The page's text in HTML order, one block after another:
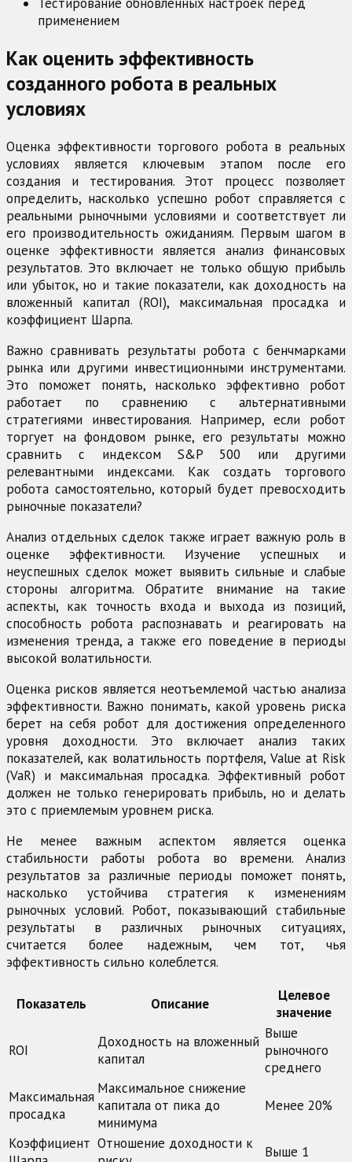
применением
Как оценить эффективность
созданного робота в реальных
условиях
Оценка эффективности торгового робота в реальных
условиях является ключевым этапом после его
создания и тестирования. Этот процесс позволяет
определить, насколько успешно робот справляется с
реальными рыночными условиями и соответствует ли
его производительность ожиданиям. Первым шагом в
оценке эффективности является анализ финансовых
результатов. Это включает не только общую прибыль
или убыток, но и такие показатели, как доходность на
вложенный капитал (ROI), максимальная просадка и
коэффициент Шарпа.
Важно сравнивать результаты робота с бенчмарками
рынка или другими инвестиционными инструментами.
Это поможет понять, насколько эффективно робот
работает по сравнению с альтернативными
стратегиями инвестирования. Например, если робот
торгует на фондовом рынке, его результаты можно
сравнить с индексом S&P 500 или другими
релевантными индексами. Как создать торгового
робота самостоятельно, который будет превосходить
рыночные показатели?
Анализ отдельных сделок также играет важную роль в
оценке эффективности. Изучение успешных и
неуспешных сделок может выявить сильные и слабые
стороны алгоритма. Обратите внимание на такие
аспекты, как точность входа и выхода из позиций,
способность робота распознавать и реагировать на
изменения тренда, а также его поведение в периоды
высокой волатильности.
Оценка рисков является неотъемлемой частью анализа
эффективности. Важно понимать, какой уровень риска
берет на себя робот для достижения определенного
уровня доходности. Это включает анализ таких
показателей, как волатильность портфеля, Value at Risk
(VaR) и максимальная просадка. Эффективный робот
должен не только генерировать прибыль, но и делать
это с приемлемым уровнем риска.
Не менее важным аспектом является оценка
стабильности работы робота во времени. Анализ
результатов за различные периоды поможет понять,
насколько устойчива стратегия к изменениям
рыночных условий. Робот, показывающий стабильные
результаты в различных рыночных ситуациях,
считается более надежным, чем тот, чья
эффективность сильно колеблется.
Показатель Описание
Целевое
значение
ROI
Доходность на вложенный
капитал
Выше
рыночного
среднего
Максимальная
просадка
Максимальное снижение
капитала от пика до
минимума
Менее 20%
Коэффициент Отношение доходности к
Выше 1